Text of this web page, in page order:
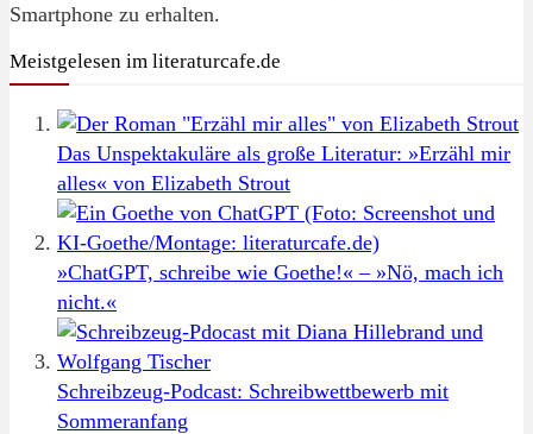
Smartphone zu erhalten.
Meistgelesen im literaturcafe.de
Das Unspektakuläre als große Literatur: »Erzähl mir
alles« von Elizabeth Strout
»ChatGPT, schreibe wie Goethe!« – »Nö, mach ich
nicht.«
Schreibzeug-Podcast: Schreibwettbewerb mit
Sommeranfang